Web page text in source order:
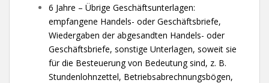
6 Jahre – Übrige Geschäftsunterlagen:
empfangene Handels- oder Geschäftsbriefe,
Wiedergaben der abgesandten Handels- oder
Geschäftsbriefe, sonstige Unterlagen, soweit sie
für die Besteuerung von Bedeutung sind, z. B.
Stundenlohnzettel, Betriebsabrechnungsbögen,